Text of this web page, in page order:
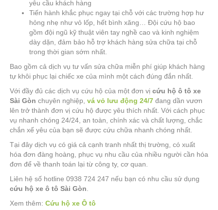
yêu cầu khách hàng
Tiến hành khắc phục ngay tại chỗ với các trường hợp hư
hỏng nhẹ như vỏ lốp, hết bình xăng… Đội cứu hộ bao
gồm đội ngũ kỹ thuật viên tay nghề cao và kinh nghiệm
dày dặn, đảm bảo hỗ trợ khách hàng sửa chữa tại chỗ
trong thời gian sớm nhất.
Bao gồm cả dịch vụ tư vấn sửa chữa miễn phí giúp khách hàng
tự khôi phục lại chiếc xe của mình một cách đúng đắn nhất.
Với đầy đủ các dịch vụ cứu hộ của một đơn vị cứu hộ ô tô xe
Sài Gòn chuyên nghiệp, vá vỏ lưu động 24/7 đang dần vươn
lên trở thành đơn vị cứu hộ được yêu thích nhất. Với cách phục
vụ nhanh chóng 24/24, an toàn, chính xác và chất lượng, chắc
chắn xế yêu của bạn sẽ được cứu chữa nhanh chóng nhất.
Tại đây dịch vụ có giá cả cạnh tranh nhất thị trường, có xuất
hóa đơn đàng hoàng, phục vụ nhu cầu của nhiều người cần hóa
đơn để về thanh toán lại từ công ty, cơ quan.
Liên hệ số hotline 0938 724 247 nếu bạn có nhu cầu sử dụng
cứu hộ xe ô tô Sài Gòn.
Xem thêm: Cứu hộ xe Ô tô